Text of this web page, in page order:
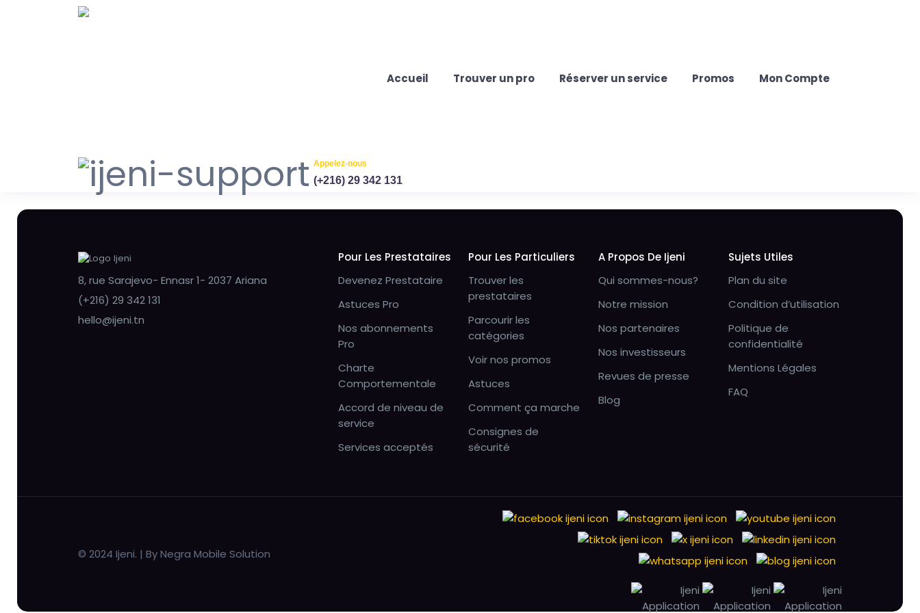
Accueil Trouver un pro Réserver un service Promos Mon Compte
Appelez-nous
(+216) 29 342 131
8, rue Sarajevo- Ennasr 1- 2037 Ariana
(+216) 29 342 131
hello@ijeni.tn
Pour Les Prestataires
Devenez Prestataire
Astuces Pro
Nos abonnements
Pro
Charte
Comportementale
Accord de niveau de
service
Services acceptés
Pour Les Particuliers
Trouver les
prestataires
Parcourir les
catégories
Voir nos promos
Astuces
Comment ça marche
Consignes de
sécurité
A Propos De Ijeni
Qui sommes-nous?
Notre mission
Nos partenaires
Nos investisseurs
Revues de presse
Blog
Sujets Utiles
Plan du site
Condition d’utilisation
Politique de
confidentialité
Mentions Légales
FAQ
© 2024 Ijeni. | By Negra Mobile Solution